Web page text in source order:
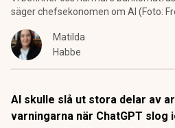
säger chefsekonomen om AI (Foto:
Matilda
Habbe
AI skulle slå ut stora delar av
varningarna när ChatGPT slog